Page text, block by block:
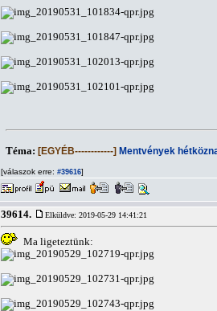
Téma: [EGYÉB------------] Mentvények
[válaszok erre: #39616]
39614. Elküldve: 2019-05-29 14:41:21
Ma ligeteztünk: